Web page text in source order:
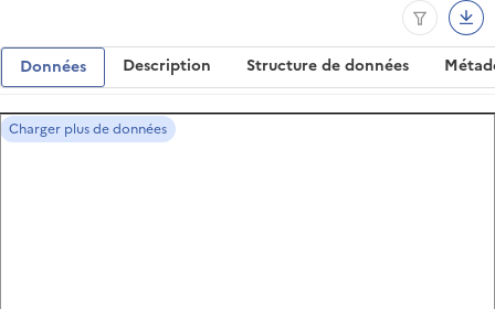
Données Description Structure de données
Charger plus de données